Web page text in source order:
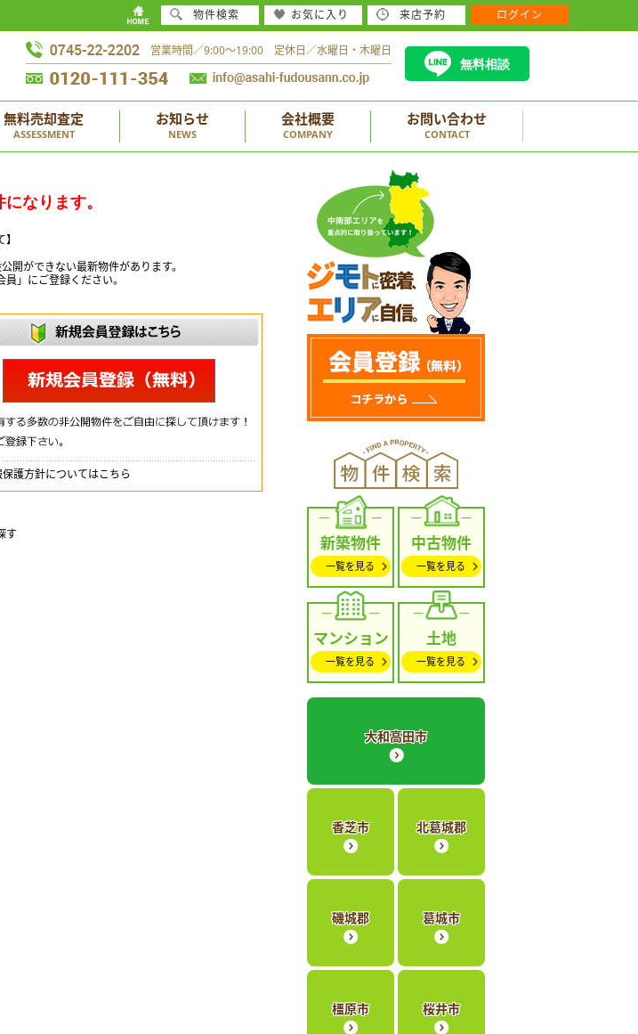
営業時間／9:00～19:00 定休日／水曜日・木曜日
無料相談
無料売却査定
ASSESSMENT
お知らせ
NEWS
会社概要
COMPANY
お問い合わせ
CONTACT
なります。
開ができない最新物件があります。
」にご登録ください。
護方針についてはこちら
す 新築物件
一覧を見る
中古物件
一覧を見る
マンション
一覧を見る
土地
一覧を見る
大和高田市
香芝市 北葛城郡
磯城郡 葛城市
橿原市 桜井市
物件検索 お気に入り 来店予約 ログイン